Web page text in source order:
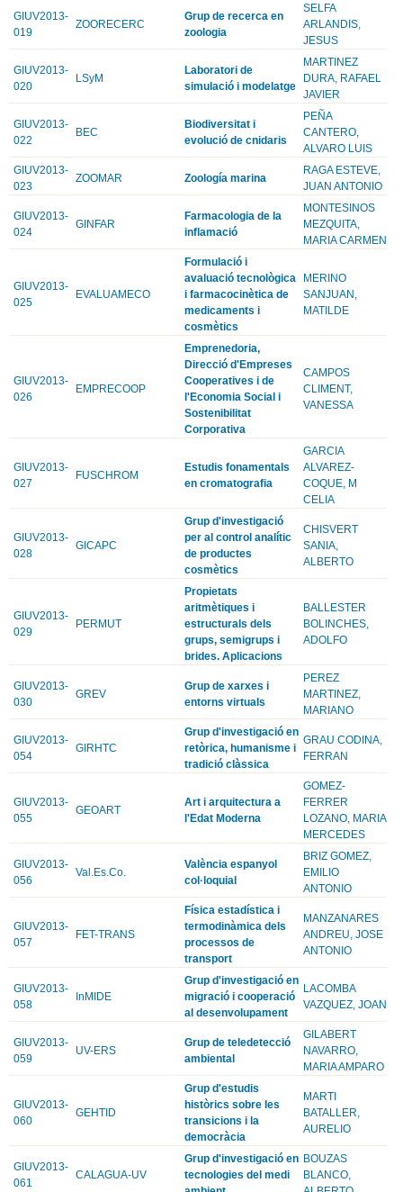
GIUV2013-
019
ZOORECERC
Grup de recerca en
zoologia
SELFA
ARLANDIS,
JESUS
GIUV2013-
020
LSyM
Laboratori de
simulació i modelatge
MARTINEZ
DURA, RAFAEL
JAVIER
GIUV2013-
022
BEC
Biodiversitat i
evolució de cnidaris
PEÑA
CANTERO,
ALVARO LUIS
GIUV2013-
023
ZOOMAR Zoología marina
RAGA ESTEVE,
JUAN ANTONIO
GIUV2013-
024
GINFAR
Farmacologia de la
inflamació
MONTESINOS
MEZQUITA,
MARIA CARMEN
GIUV2013-
025
EVALUAMECO
Formulació i
avaluació tecnològica
i farmacocinètica de
medicaments i
cosmètics
MERINO
SANJUAN,
MATILDE
GIUV2013-
026
EMPRECOOP
Emprenedoria,
Direcció d'Empreses
Cooperatives i de
l'Economia Social i
Sostenibilitat
Corporativa
CAMPOS
CLIMENT,
VANESSA
GIUV2013-
027
FUSCHROM
Estudis fonamentals
en cromatografia
GARCIA
ALVAREZ-
COQUE, M
CELIA
GIUV2013-
028
GICAPC
Grup d'investigació
per al control analític
de productes
cosmètics
CHISVERT
SANIA,
ALBERTO
GIUV2013-
029
PERMUT
Propietats
aritmètiques i
estructurals dels
grups, semigrups i
brides. Aplicacions
BALLESTER
BOLINCHES,
ADOLFO
GIUV2013-
030
GREV
Grup de xarxes i
entorns virtuals
PEREZ
MARTINEZ,
MARIANO
GIUV2013-
054
GIRHTC
Grup d'investigació en
retòrica, humanisme i
tradició clàssica
GRAU CODINA,
FERRAN
GIUV2013-
055
GEOART
Art i arquitectura a
l'Edat Moderna
GOMEZ-
FERRER
LOZANO, MARIA
MERCEDES
GIUV2013-
056
Val.Es.Co.
València espanyol
col·loquial
BRIZ GOMEZ,
EMILIO
ANTONIO
GIUV2013-
057
FET-TRANS
Física estadística i
termodinàmica dels
processos de
transport
MANZANARES
ANDREU, JOSE
ANTONIO
GIUV2013-
058
InMIDE
Grup d'investigació en
migració i cooperació
al desenvolupament
LACOMBA
VAZQUEZ, JOAN
GIUV2013-
059
UV-ERS
Grup de teledetecció
ambiental
GILABERT
NAVARRO,
MARIA AMPARO
GIUV2013-
060
GEHTID
Grup d'estudis
històrics sobre les
transicions i la
democràcia
MARTI
BATALLER,
AURELIO
GIUV2013-
061
CALAGUA-UV
Grup d'investigació en
tecnologies del medi
BOUZAS
BLANCO,